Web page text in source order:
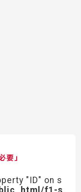
要」
"ID" on s